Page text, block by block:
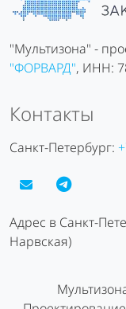
Контакты
Санкт-Петербург:
Адрес в Санкт-
Нарвская)
"Мультизона" -
"ФОРВАРД", ИНН: